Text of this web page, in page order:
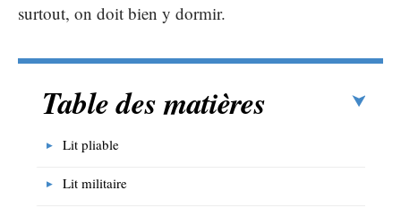
surtout, on doit bien y dormir.
Table des matières
Lit pliable
Lit militaire